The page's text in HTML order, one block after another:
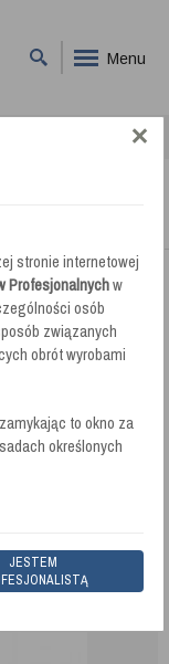
Menu
oraz tworzywa
znajdą Państwo
z kanistra i w
dostępne zarówno
stronie internetowej
Profesjonalnychw
osób
związanych
obrót wyrobami
to okno za
określonych
JESTEM